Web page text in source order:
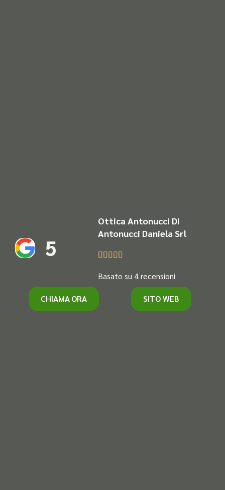
5
Ottica Antonucci Di
Antonucci Daniela Srl
    
Basato su 4 recensioni
CHIAMA ORA SITO WEB